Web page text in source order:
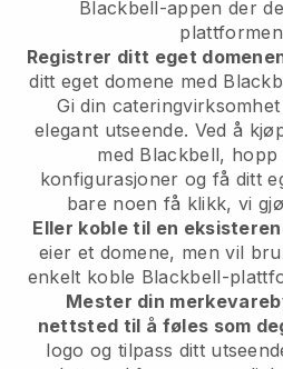
Blackbell-appen der
Registrer ditt eget
ditt eget domene med
Gi din
elegant utseende. Ved å
med Blackbell,
konfigurasjoner og få ditt
bare noen få klikk, vi
Eller koble til en
eier et domene, men vil
enkelt koble Blackbell-
Mester din
nettsted til å føles som
logo og tilpass ditt